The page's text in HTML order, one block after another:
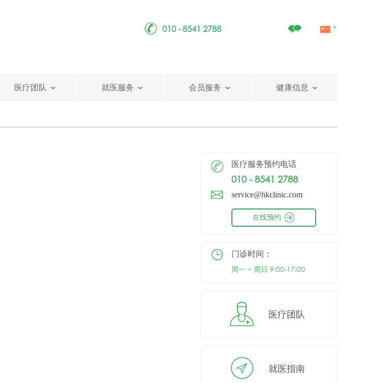
010 - 8541 2788
医疗团队 就医服务 会员服务 健康信息
医疗服务预约电话
010 - 8541 2788
service@hkclinic.com
在线预约
门诊时间：
周一 ~ 周日 9:00-17:00
医疗团队
就医指南